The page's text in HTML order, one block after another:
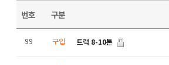
번호 구분
99 구입 트럭 8-10톤